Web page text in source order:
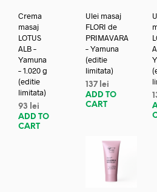
Crema
masaj
LOTUS
ALB –
Yamuna
– 1.020 g
(editie
limitata)
93
lei
ADD TO
CART
Ulei masaj
FLORI de
PRIMAVARA
– Yamuna
(editie
limitata)
137 lei
ADD TO
CART